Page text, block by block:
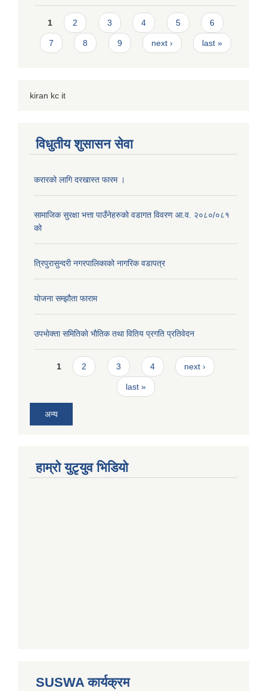
Pages
1 2 3 4 5 6
7 8 9 next › last »
kiran kc it
विधुतीय शुसासन सेवा
करारको लागि दरखास्त फारम ।
सामाजिक सुरक्षा भत्ता पाउँनेहरुको वडागत विवरण आ.व. २०८०/०८१
को
त्रिपुरासुन्दरी नगरपालिकाको नागरिक वडापत्र
याेजना सम्झौता फाराम
उपभाेक्ता समितिकाे भाैतिक तथा वितिय प्रगति प्रतिवेदन
Pages
1 2 3 4 next ›
last »
अन्य
हाम्राे युटृयुव भिडियाे
SUSWA कार्यक्रम